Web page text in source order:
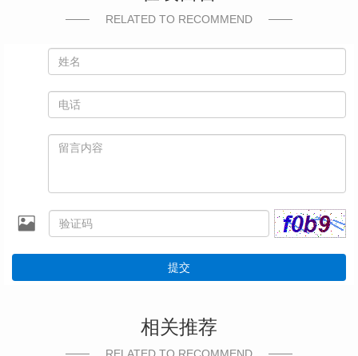
RELATED TO RECOMMEND
提交
相关推荐